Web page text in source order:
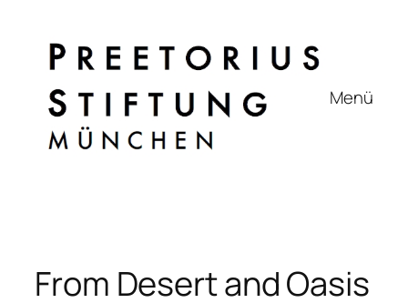
springen
Menü
From Desert and Oasis